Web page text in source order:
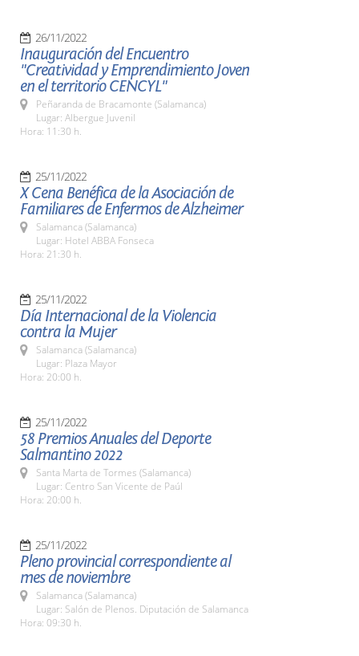
26/11/2022
Inauguración del Encuentro
"Creatividad y Emprendimiento Joven
en el territorio CENCYL"
Peñaranda de Bracamonte (Salamanca)
Lugar: Albergue Juvenil
Hora: 11:30 h.
25/11/2022
X Cena Benéfica de la Asociación de
Familiares de Enfermos de Alzheimer
Salamanca (Salamanca)
Lugar: Hotel ABBA Fonseca
Hora: 21:30 h.
25/11/2022
Día Internacional de la Violencia
contra la Mujer
Salamanca (Salamanca)
Lugar: Plaza Mayor
Hora: 20:00 h.
25/11/2022
58 Premios Anuales del Deporte
Salmantino 2022
Santa Marta de Tormes (Salamanca)
Lugar: Centro San Vicente de Paúl
Hora: 20:00 h.
25/11/2022
Pleno provincial correspondiente al
mes de noviembre
Salamanca (Salamanca)
Lugar: Salón de Plenos. Diputación de Salamanca
Hora: 09:30 h.